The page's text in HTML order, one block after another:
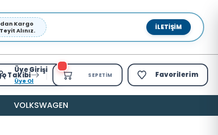
Kargo
Alınız.
İLETIŞIM
Takibi
Üye Girişi
Üye Ol
SEPETIM Favorilerim
VOLKSWAGEN